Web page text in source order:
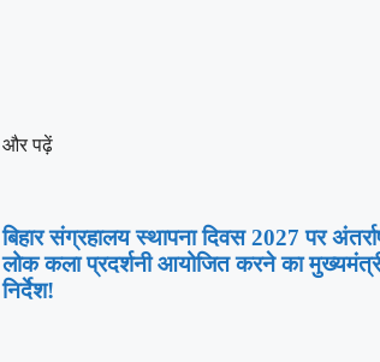
और पढ़ें
बिहार संग्रहालय स्थापना दिवस 2027 पर
लोक कला प्रदर्शनी आयोजित करने का
निर्देश!